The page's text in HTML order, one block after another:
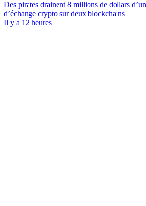
Des pirates drainent 8 millions de dollars
d’échange crypto sur deux blockchains
Il y a 12 heures